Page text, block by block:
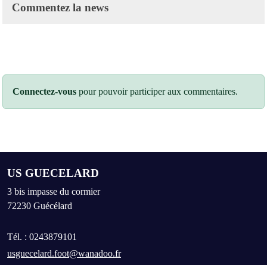
Commentez la news
Connectez-vous pour pouvoir participer aux commentaires.
US GUECELARD
3 bis impasse du cormier
72230 Guécélard
Tél. : 0243879101
usguecelard.foot@wanadoo.fr